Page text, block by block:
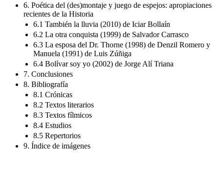
6. Poética del (des)montaje y juego de espejos: apropiaciones
recientes de la Historia
6.1 También la lluvia (2010) de Iciar Bollaín
6.2 La otra conquista (1999) de Salvador Carrasco
6.3 La esposa del Dr. Thorne (1998) de Denzil Romero y
Manuela (1991) de Luis Zúñiga
6.4 Bolívar soy yo (2002) de Jorge Alí Triana
7. Conclusiones
8. Bibliografía
8.1 Crónicas
8.2 Textos literarios
8.3 Textos fílmicos
8.4 Estudios
8.5 Repertorios
9. Índice de imágenes